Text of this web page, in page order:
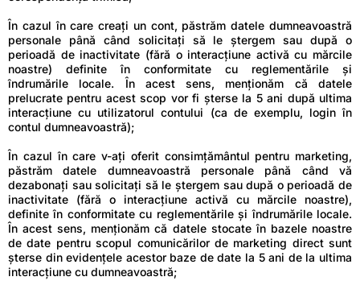
În cazul în care creați un cont, păstrăm datele dumneavoastră
personale până când solicitați să le ștergem sau după o
perioadă de inactivitate (fără o interacțiune activă cu mărcile
noastre) definite în conformitate cu reglementările și
îndrumările locale. În acest sens, menționăm că datele
prelucrate pentru acest scop vor fi șterse la 5 ani după ultima
interacțiune cu utilizatorul contului (ca de exemplu, login în
contul dumneavoastră);
În cazul în care v-ați oferit consimțământul pentru marketing,
păstrăm datele dumneavoastră personale până când vă
dezabonați sau solicitați să le ștergem sau după o perioadă de
inactivitate (fără o interacțiune activă cu mărcile noastre),
definite în conformitate cu reglementările și îndrumările locale.
În acest sens, menționăm că datele stocate în bazele noastre
de date pentru scopul comunicărilor de marketing direct sunt
șterse din evidențele acestor baze de date la 5 ani de la ultima
interacțiune cu dumneavoastră;